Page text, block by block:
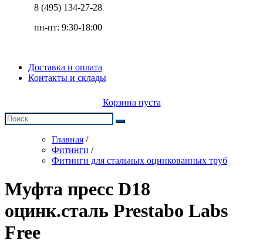
8 (495) 134-27-28
пн-пт: 9:30-18:00
Доставка и оплата
Контакты и склады
Корзина пуста
Главная /
Фитинги /
Фитинги для стальных оцинкованных труб
Муфта пресс D18
оцинк.сталь Prestabo Labs
Free